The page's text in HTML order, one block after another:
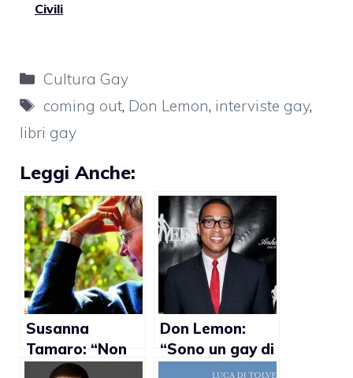
Civili
Categorie
Cultura Gay
Tag
coming out, Don Lemon, interviste gay,
libri gay
Leggi Anche:
Susanna
Tamaro: “Non
posso fare
Don Lemon:
“Sono un gay di
colore che può